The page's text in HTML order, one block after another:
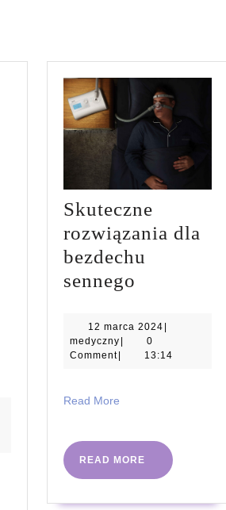
Recenzja
Growkits
Skuteczne
rozwiązania dla
bezdechu
sennego
dla
bezdechu
12 marca 202412
2024
|
medycznymedyczny
|
0
Comment| 13:14
Read MoreRead
READ MORE
READ
MORE